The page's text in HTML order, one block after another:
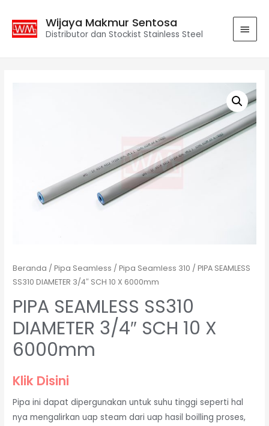
Wijaya Makmur Sentosa
Distributor dan Stockist Stainless Steel
Beranda /Pipa Seamless /Pipa Seamless 310 / PIPA SEAMLESS
SS310 DIAMETER 3/4″ SCH 10 X 6000mm
PIPA SEAMLESS SS310
DIAMETER 3/4″ SCH 10 X
6000mm
Klik Disini
Pipa ini dapat dipergunakan untuk suhu tinggi seperti hal
nya mengalirkan uap steam dari uap hasil boilling proses,